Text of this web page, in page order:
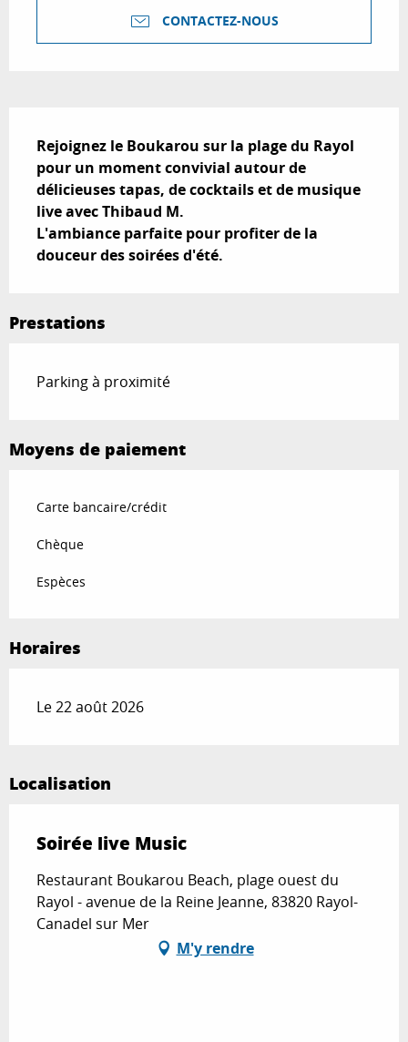
CONTACTEZ-NOUS
Rejoignez le Boukarou sur la plage du Rayol
pour un moment convivial autour de
délicieuses tapas, de cocktails et de musique
live avec Thibaud M.
L'ambiance parfaite pour profiter de la
douceur des soirées d'été.
Prestations
Parking à proximité
Moyens de paiement
Carte bancaire/crédit
Chèque
Espèces
Horaires
Le 22 août 2026
Localisation
Soirée live Music
Restaurant Boukarou Beach, plage ouest du
Rayol - avenue de la Reine Jeanne, 83820 Rayol-
Canadel sur Mer
M'y rendre